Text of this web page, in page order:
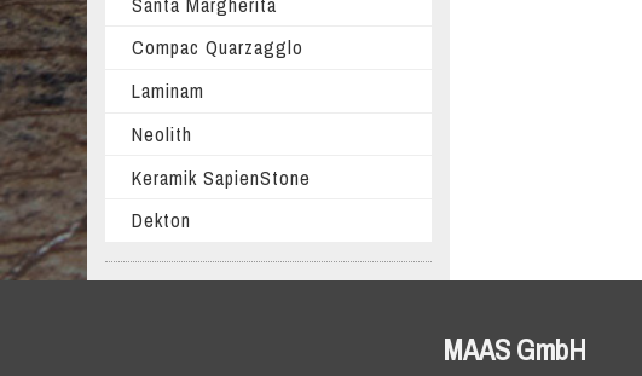
Compac Quarzagglo
Laminam
Neolith
Keramik SapienStone
Dekton
MAAS GmbH